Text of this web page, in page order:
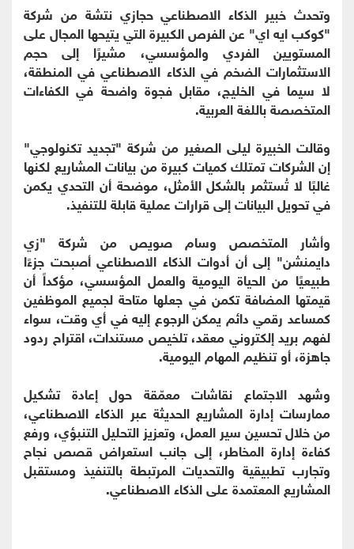
وتحدث خبير الذكاء الاصطناعي حجازي نتشة من شركة
"كوكب ايه اي" عن الفرص الكبيرة التي يتيحها المجال على
المستويين الفردي والمؤسسي، مشيرًا إلى حجم
الاستثمارات الضخم في الذكاء الاصطناعي في المنطقة،
لا سيما في الخليج، مقابل فجوة واضحة في الكفاءات
المتخصصة باللغة العربية.
وقالت الخبيرة ليلى الصغير من شركة "تجديد تكنولوجي"
إن الشركات تمتلك كميات كبيرة من بيانات المشاريع لكنها
غالبًا لا تُستثمر بالشكل الأمثل، موضحة أن التحدي يكمن
في تحويل البيانات إلى قرارات عملية قابلة للتنفيذ.
وأشار المتخصص وسام صويص من شركة "زي
دايمنشن" إلى أن أدوات الذكاء الاصطناعي أصبحت جزءًا
طبيعيًا من الحياة اليومية والعمل المؤسسي، مؤكداً أن
قيمتها المضافة تكمن في جعلها متاحة لجميع الموظفين
كمساعد رقمي دائم يمكن الرجوع إليه في أي وقت، سواء
لفهم بريد إلكتروني معقد، تلخيص مستندات، اقتراح ردود
جاهزة، أو تنظيم المهام اليومية.
وشهد الاجتماع نقاشات معمّقة حول إعادة تشكيل
ممارسات إدارة المشاريع الحديثة عبر الذكاء الاصطناعي،
من خلال تحسين سير العمل، وتعزيز التحليل التنبؤي، ورفع
كفاءة إدارة المخاطر، إلى جانب استعراض قصص نجاح
وتجارب تطبيقية والتحديات المرتبطة بالتنفيذ ومستقبل
المشاريع المعتمدة على الذكاء الاصطناعي.